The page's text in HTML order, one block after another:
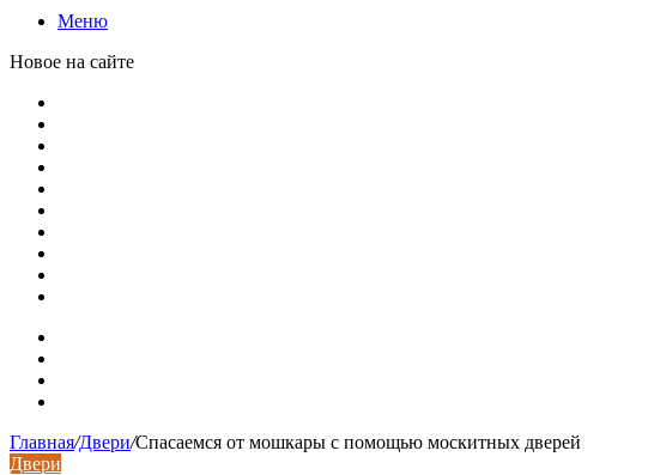
Меню
Новое на сайте
Главная/Двери/Спасаемся от мошкары с помощью москитных дверей
Двери